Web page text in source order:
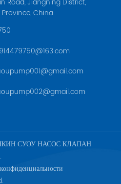
China
СУОУ НАСОС КЛАПАН